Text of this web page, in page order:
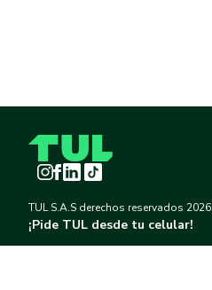
Instagram
Facebook
LinkedInTikTok
TUL S.A.S derechos reservados 2026
¡Pide TUL desde tu celular!